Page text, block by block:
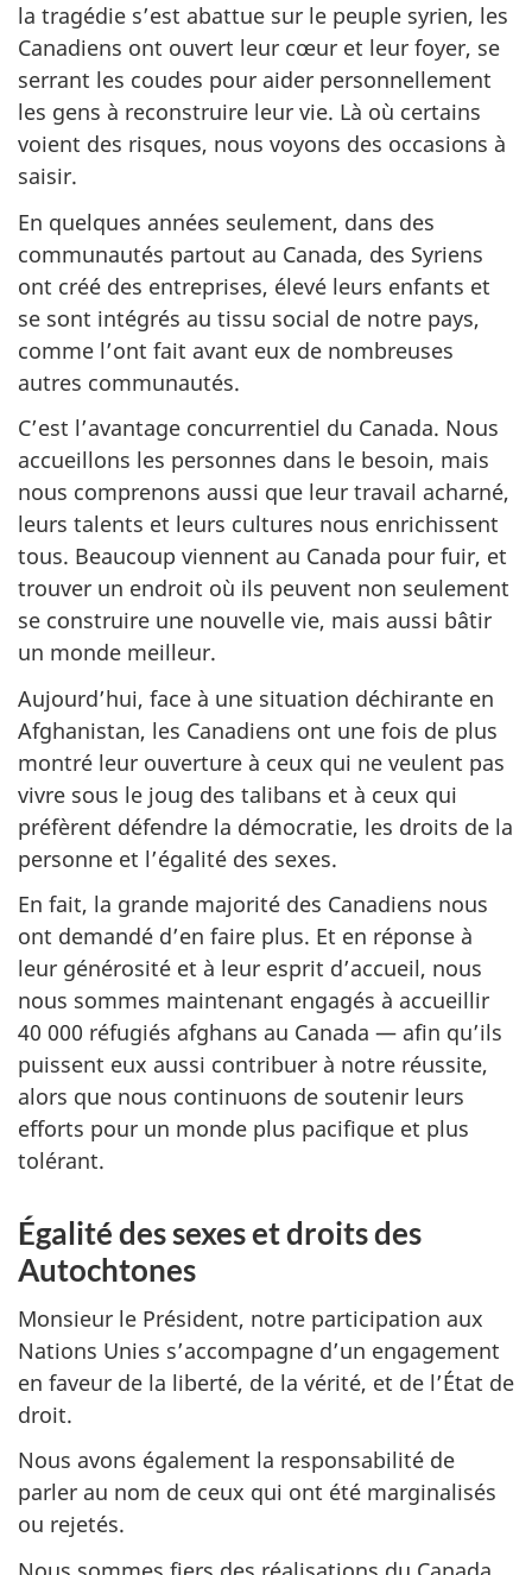
la tragédie s’est abattue sur le peuple syrien, les
Canadiens ont ouvert leur cœur et leur foyer, se
serrant les coudes pour aider personnellement
les gens à reconstruire leur vie. Là où certains
voient des risques, nous voyons des occasions à
saisir.
En quelques années seulement, dans des
communautés partout au Canada, des Syriens
ont créé des entreprises, élevé leurs enfants et
se sont intégrés au tissu social de notre pays,
comme l’ont fait avant eux de nombreuses
autres communautés.
C’est l’avantage concurrentiel du Canada. Nous
accueillons les personnes dans le besoin, mais
nous comprenons aussi que leur travail acharné,
leurs talents et leurs cultures nous enrichissent
tous. Beaucoup viennent au Canada pour fuir, et
trouver un endroit où ils peuvent non seulement
se construire une nouvelle vie, mais aussi bâtir
un monde meilleur.
Aujourd’hui, face à une situation déchirante en
Afghanistan, les Canadiens ont une fois de plus
montré leur ouverture à ceux qui ne veulent pas
vivre sous le joug des talibans et à ceux qui
préfèrent défendre la démocratie, les droits de la
personne et l’égalité des sexes.
En fait, la grande majorité des Canadiens nous
ont demandé d’en faire plus. Et en réponse à
leur générosité et à leur esprit d’accueil, nous
nous sommes maintenant engagés à accueillir
40 000 réfugiés afghans au Canada — afin qu’ils
puissent eux aussi contribuer à notre réussite,
alors que nous continuons de soutenir leurs
efforts pour un monde plus pacifique et plus
tolérant.
Égalité des sexes et droits des
Autochtones
Monsieur le Président, notre participation aux
Nations Unies s’accompagne d’un engagement
en faveur de la liberté, de la vérité, et de l’État de
droit.
Nous avons également la responsabilité de
parler au nom de ceux qui ont été marginalisés
ou rejetés.